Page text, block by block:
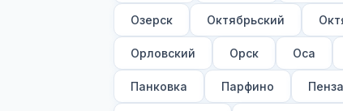
Озерск Октябрьский
Орловский Орск Оса
Панковка Парфино Пенза